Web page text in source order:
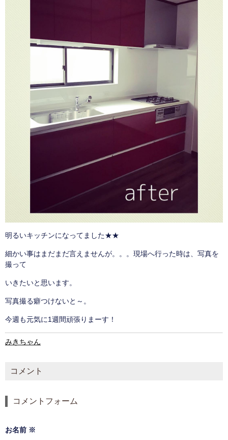
明るいキッチンになってました★★
細かい事はまだまだ言えませんが。。。現場へ行った時は、写真を
撮って
いきたいと思います。
写真撮る癖つけないと～。
今週も元気に1週間頑張りまーす！
みきちゃん
コメント
コメントフォーム
お名前 ※